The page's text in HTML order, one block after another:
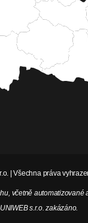
| Všechna práva
včetně automatizované
UNIWEB s.r.o. zakázáno.